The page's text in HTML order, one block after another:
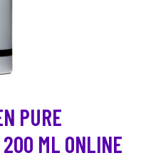
PURE
ML ONLINE